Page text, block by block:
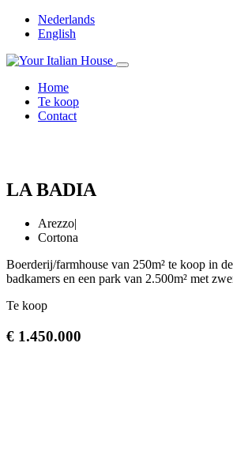
Nederlands
English
Home
Te koop
Contact
LA BADIA
Arezzo|
Cortona
Boerderij/farmhouse van 250m² te koop in
badkamers en een park van 2.500m² met
Te koop
€ 1.450.000